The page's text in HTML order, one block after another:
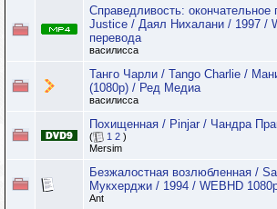
Справедливость:
Justice / Даял Нихалани / 1997 /
перевода
василисса
Танго Чарли / Tango Charlie /
(1080p) / Ред Медиа
василисса
Похищенная / Pinjar / Чандра
( 1 2 )
Mersim
Безжалостная возлюбленная /
Мукхерджи / 1994 / WEBHD
Ant